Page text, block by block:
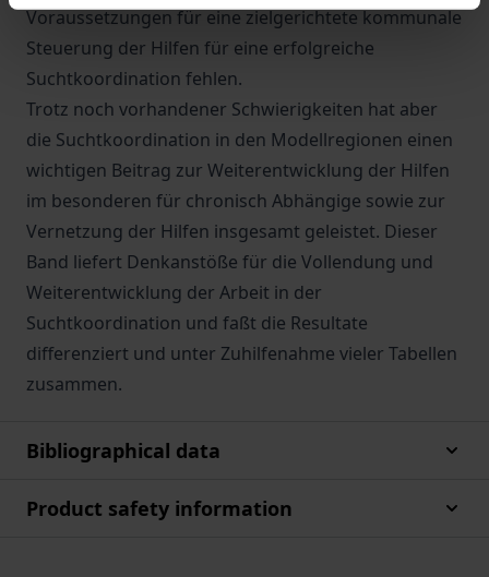
Voraussetzungen für eine zielgerichtete kommunale
Steuerung der Hilfen für eine erfolgreiche
Suchtkoordination fehlen.
Trotz noch vorhandener Schwierigkeiten hat aber
die Suchtkoordination in den Modellregionen einen
wichtigen Beitrag zur Weiterentwicklung der Hilfen
im besonderen für chronisch Abhängige sowie zur
Vernetzung der Hilfen insgesamt geleistet. Dieser
Band liefert Denkanstöße für die Vollendung und
Weiterentwicklung der Arbeit in der
Suchtkoordination und faßt die Resultate
differenziert und unter Zuhilfenahme vieler Tabellen
zusammen.
Bibliographical data
Product safety information